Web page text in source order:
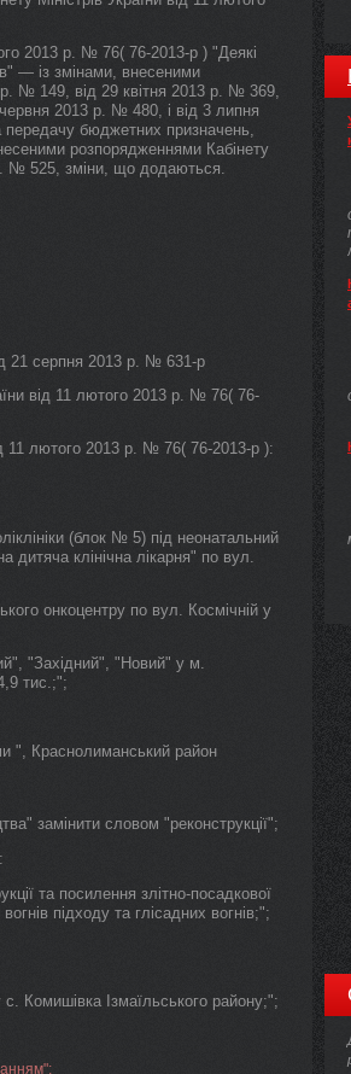
2013 р. № 76( 76-2013-р ) "Деякі
— із змінами, внесеними
р. № 149, від 29 квітня 2013 р. № 369,
2013 р. № 480, і від 3 липня
бюджетних призначень,
розпорядженнями Кабінету
№ 525, зміни, що додаються.
21 серпня 2013 р. № 631-р
від 11 лютого 2013 р. № 76( 76-
11 лютого 2013 р. № 76( 76-2013-р ):
(блок № 5) під неонатальний
дитяча клінічна лікарня" по вул.
онкоцентру по вул. Космічній у
"Західний", "Новий" у м.
тис.;";
", Краснолиманський район
замінити словом "реконструкції";
та посилення злітно-посадкової
підходу та глісадних вогнів;";
Комишівка Ізмаїльського району;";